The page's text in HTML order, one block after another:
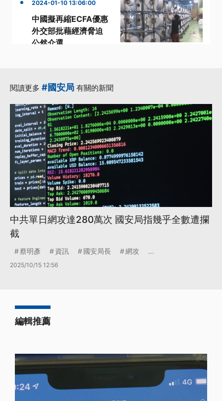
2024-01-10 13:06:00
中國擬再縮ECFA優惠
外交部批藉經濟脅迫
公然介選
閱讀更多 #國安局 有關的新聞
中共單日網攻達280萬次 國安局指幾乎全數遭攔
截
蔡明彥 資訊 國安局長 網攻 ...
2025/10/15 12:56
編輯推薦